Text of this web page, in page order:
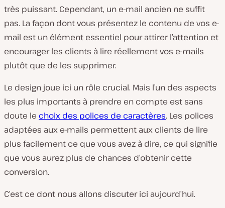
très puissant. Cependant, un e-mail ancien ne suffit
pas. La façon dont vous présentez le contenu de vos e-
mail est un élément essentiel pour attirer l’attention et
encourager les clients à lire réellement vos e-mails
plutôt que de les supprimer.
Le design joue ici un rôle crucial. Mais l’un des aspects
les plus importants à prendre en compte est sans
doute le choix des polices de caractères. Les polices
adaptées aux e-mails permettent aux clients de lire
plus facilement ce que vous avez à dire, ce qui signifie
que vous aurez plus de chances d’obtenir cette
conversion.
C’est ce dont nous allons discuter ici aujourd’hui.